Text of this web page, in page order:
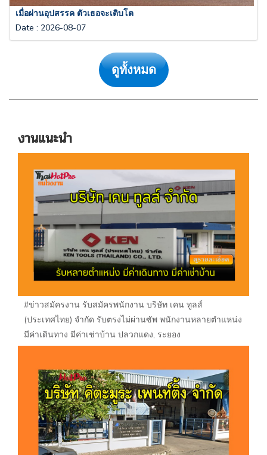
เมื่อผ่านอุปสรรค ตัวเธอจะเติบโต
Date : 2026-08-07
ดูทั้งหมด
งานแนะนำ
#ข่าวสมัครงาน รับสมัครพนักงาน บริษัท เคน ทูลส์
(ประเทศไทย) จำกัด รับตรงไม่ผ่านซัพ พนักงานหลายตำแหน่ง
มีค่าเดินทาง มีค่าเช่าบ้าน ปลวกแดง, ระยอง